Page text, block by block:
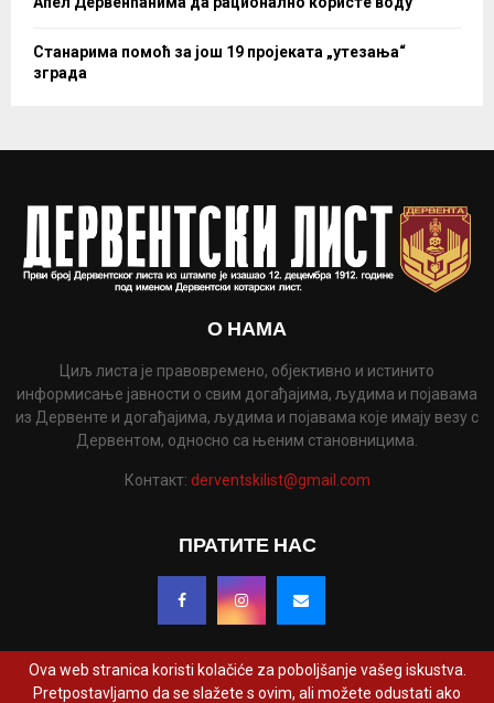
Станарима помоћ за још 19 пројеката „утезања“
зграда
О НАМА
Циљ листа је правовремено, објективно и истинито
информисање јавности о свим догађајима, људима и појавама
из Дервенте и догађајима, људима и појавама које имају везу с
Дервентом, односно са њеним становницима.
Контакт: derventskilist@gmail.com
ПРАТИТЕ НАС
Ova web stranica koristi kolačiće za poboljšanje vašeg iskustva.
Pretpostavljamo da se slažete s ovim, ali možete odustati ako